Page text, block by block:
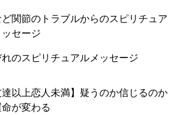
関節のトラブルからのスピリチュア
ッセージ
れのスピリチュアルメッセージ
達以上恋人未満】疑うのか信じるのか
が変わる